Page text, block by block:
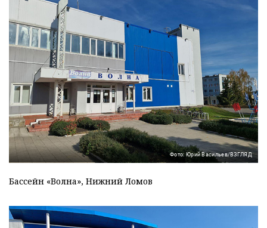
Фото: Юрий Васильев/ВЗГЛЯД
Бассейн «Волна», Нижний Ломов